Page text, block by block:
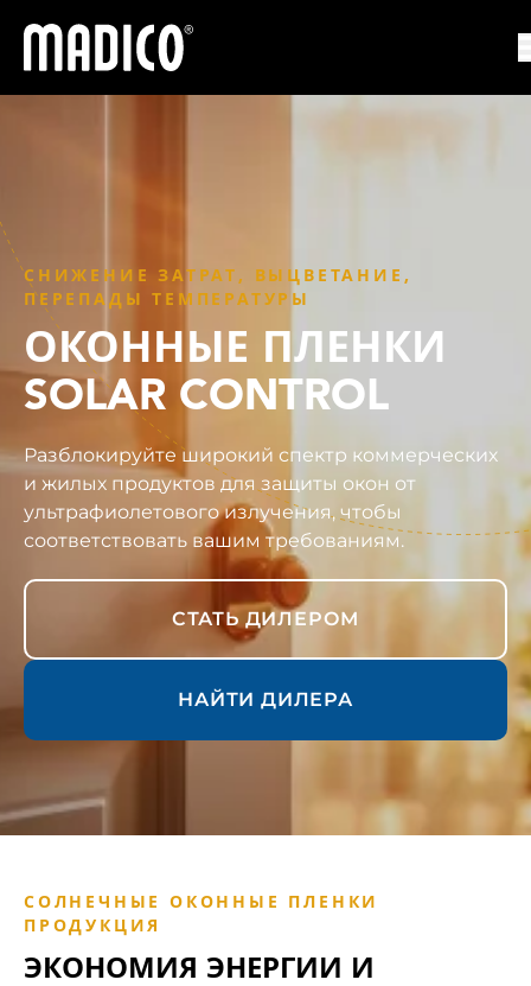
Мадико
СНИЖЕНИЕ ЗАТРАТ, ВЫЦВЕТАНИЕ,
ПЕРЕПАДЫ ТЕМПЕРАТУРЫ
ОКОННЫЕ ПЛЕНКИ
SOLAR CONTROL
Разблокируйте широкий спектр коммерческих
и жилых продуктов для защиты окон от
ультрафиолетового излучения, чтобы
соответствовать вашим требованиям.
СТАТЬ ДИЛЕРОМ
НАЙТИ ДИЛЕРА
СОЛНЕЧНЫЕ ОКОННЫЕ ПЛЕНКИ
ПРОДУКЦИЯ
ЭКОНОМИЯ ЭНЕРГИИ И